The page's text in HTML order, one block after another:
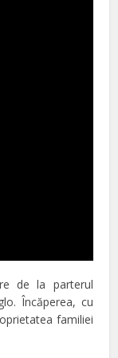
de la parterul
Încăperea, cu
familiei